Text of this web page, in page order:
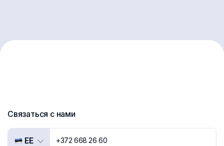
Связаться с нами
EE +372 668 26 60